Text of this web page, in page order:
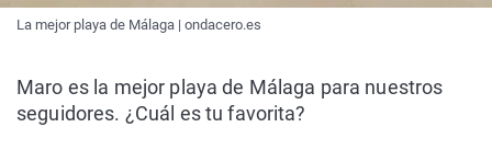
La mejor playa de Málaga | ondacero.es
Maro es la mejor playa de Málaga para nuestros
seguidores. ¿Cuál es tu favorita?